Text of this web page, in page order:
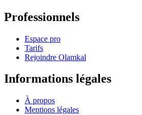
Professionnels
Espace pro
Tarifs
Rejoindre Olamkal
Informations légales
À propos
Mentions légales